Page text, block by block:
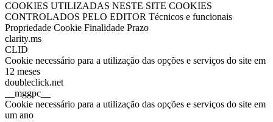
COOKIES UTILIZADAS NESTE SITE COOKIES
CONTROLADOS PELO EDITOR Técnicos e funcionais
Propriedade Cookie Finalidade Prazo
clarity.ms
CLID
Cookie necessário para a utilização das opções e serviços do site em
12 meses
doubleclick.net
__mggpc__
Cookie necessário para a utilização das opções e serviços do site em
um ano